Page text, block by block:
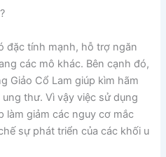
đặc tính mạnh, hỗ trợ ngăn
các mô khác. Bên cạnh đó,
Giảo Cổ Lam giúp kìm hãm
thư. Vì vậy việc sử dụng
làm giảm các nguy cơ mắc
sự phát triển của các khối u